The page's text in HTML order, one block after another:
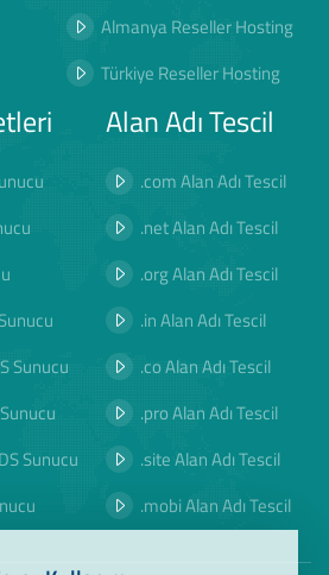
Almanya Reseller Hosting
Türkiye Reseller Hosting
Sunucu
Sunucu
Alan Adı Tescil
.com Alan Adı Tescil
.net Alan Adı Tescil
.org Alan Adı Tescil
.in Alan Adı Tescil
.co Alan Adı Tescil
.pro Alan Adı Tescil
.site Alan Adı Tescil
.mobi Alan Adı Tescil